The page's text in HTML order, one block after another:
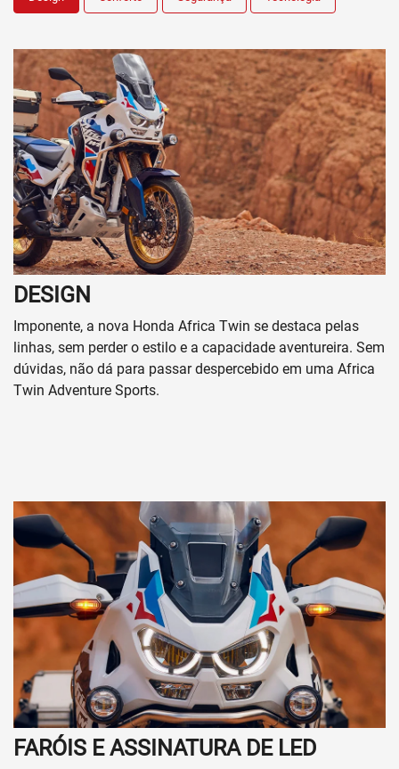
DESIGN
Imponente, a nova Honda Africa Twin se destaca pelas
linhas, sem perder o estilo e a capacidade aventureira. Sem
dúvidas, não dá para passar despercebido em uma Africa
Twin Adventure Sports.
FARÓIS E ASSINATURA DE LED